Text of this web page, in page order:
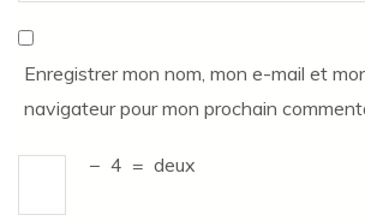
Enregistrer mon nom, mon e-mail et
navigateur pour mon prochain
− 4 = deux